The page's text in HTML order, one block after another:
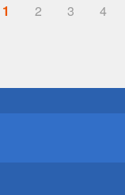
1 2 3 4